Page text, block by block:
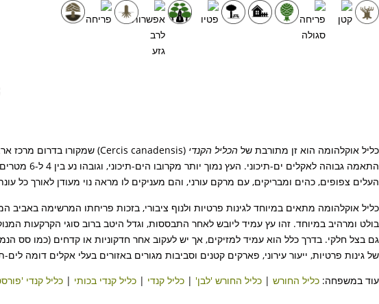
כליל אוקלהומה הוא זן מתורבת של הכליל הקנדי
התאמה
העלים צפופים, כהים ומבריקים, עם מרקם עורני, והם מעניקים לו מראה נוי מעודן לאורך כל
כליל אוקלהומה מתאים במיוחד לגינות פרטיות ולנוף ציבורי, בזכות פריחתו המרשימה
בולט ומרהיב במיוחד. זהו עץ עמיד ליובש לאחר התבססות, וגדל היטב ברוב סוגי הקרקעות
גם בצל חלקי. בדרך כלל הוא עמיד למזיקים, אך יש לעקוב אחר חדקוניות או קדחים (כמו סס
של גינות פרטיות, ייעור עירוני, פארקים קטנים וסביבות מגורים באזורים בעלי אקלים דומה
עוד במשפחה: כליל החורש | כליל החורש 'לבן' | כליל קנדי | כליל קנדי בכותי | כליל קנדי